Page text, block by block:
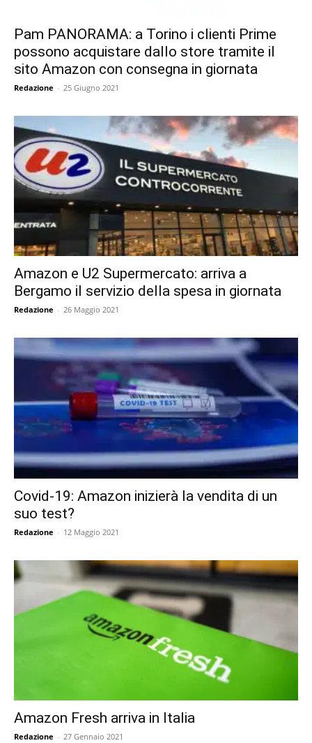
Pam PANORAMA: a Torino i clienti Prime
possono acquistare dallo store tramite il
sito Amazon con consegna in giornata
Redazione - 25 Giugno 2021
Amazon e U2 Supermercato: arriva a
Bergamo il servizio della spesa in giornata
Redazione - 26 Maggio 2021
Covid-19: Amazon inizierà la vendita di un
suo test?
Redazione - 12 Maggio 2021
Amazon Fresh arriva in Italia
Redazione - 27 Gennaio 2021